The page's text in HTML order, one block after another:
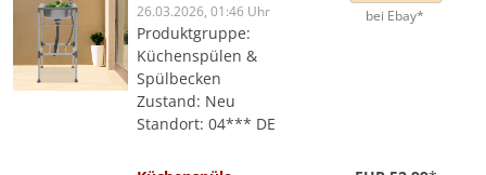
26.03.2026, 01:46 Uhr
Produktgruppe:
Küchenspülen &
Spülbecken
Zustand: Neu
Standort: 04*** DE
bei Ebay*